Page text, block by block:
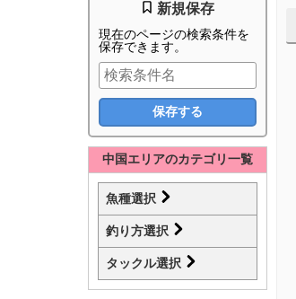
新規保存
現在のページの検索条件を
保存できます。
中国エリアのカテゴリ一覧
魚種選択
釣り方選択
タックル選択